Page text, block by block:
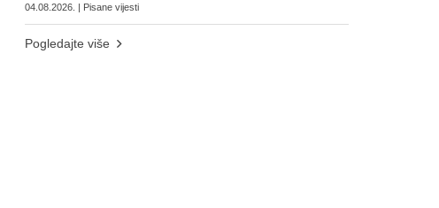
04.08.2026. | Pisane vijesti
Pogledajte više